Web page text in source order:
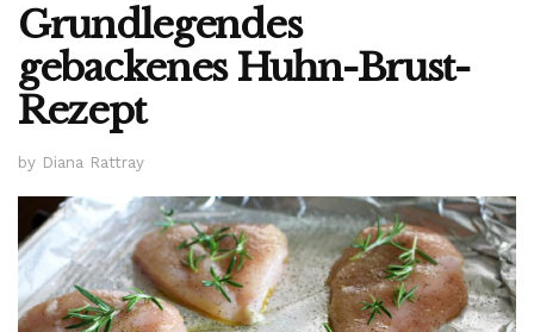
Grundlegendes
gebackenes Huhn-Brust-
Rezept
by Diana Rattray